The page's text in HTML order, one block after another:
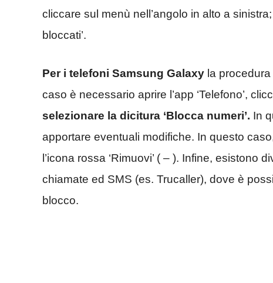
cliccare sul menù nell’angolo in alto a
bloccati’.
Per i telefoni Samsung Galaxy la
caso è necessario aprire l’app ‘Telefono’,
selezionare la dicitura ‘Blocca numeri’. In
apportare eventuali modifiche. In questo
l’icona rossa ‘Rimuovi’ ( – ). Infine, esistono
chiamate ed SMS (es. Trucaller), dove è
blocco.